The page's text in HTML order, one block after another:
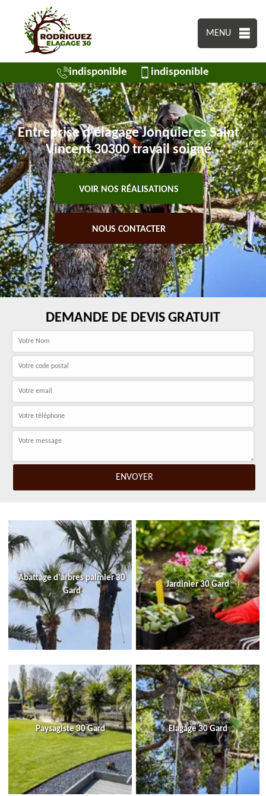
MENU
indisponible indisponible
Entreprise d'élagage Jonquieres Saint
Vincent 30300 travail soigné
VOIR NOS RÉALISATIONS
NOUS CONTACTER
DEMANDE DE DEVIS GRATUIT
Abattage d'arbres palmier 30
Gard
Jardinier 30 Gard
Paysagiste 30 Gard Elagage 30 Gard